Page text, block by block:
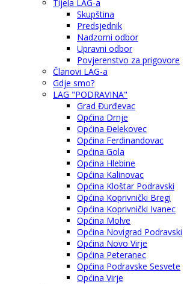
Tijela LAG-a
Skupština
Predsjednik
Nadzorni odbor
Upravni odbor
Povjerenstvo za prigovore
Članovi LAG-a
Gdje smo?
LAG "PODRAVINA"
Grad Đurđevac
Općina Drnje
Općina Đelekovec
Općina Ferdinandovac
Općina Gola
Općina Hlebine
Općina Kalinovac
Općina Kloštar Podravski
Općina Koprivnički Bregi
Općina Koprivnički Ivanec
Općina Molve
Općina Novigrad Podravski
Općina Novo Virje
Općina Peteranec
Općina Podravske Sesvete
Općina Virje